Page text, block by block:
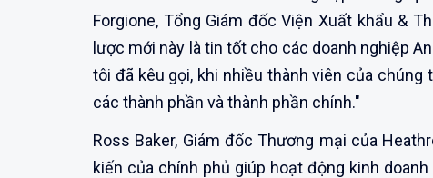
Forgione, Tổng Giám đốc Viện Xuất khẩu &
lược mới này là tin tốt cho các doanh nghiệp
tôi đã kêu gọi, khi nhiều thành viên của
các thành phần và thành phần chính."
Ross Baker, Giám đốc Thương mại của
kiến ​​của chính phủ giúp hoạt động kinh